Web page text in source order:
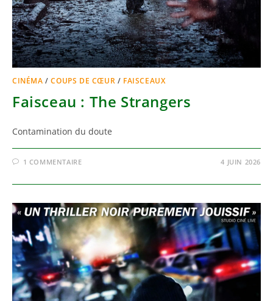
CINÉMA /COUPS DE CŒUR / FAISCEAUX
Faisceau : The Strangers
Contamination du doute
1 COMMENTAIRE 4 JUIN 2026